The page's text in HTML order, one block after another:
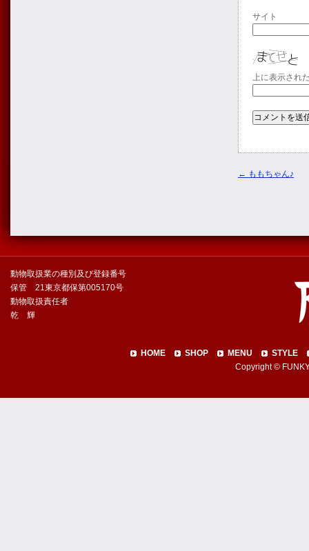
サイト
上に表示され
← ももちゃん♪
動物取扱業の種別及び登録番号
保管 21東京都保第005170号
動物取扱責任者
乾 輝
HOME SHOP MENU
STYLE
Copyright ©